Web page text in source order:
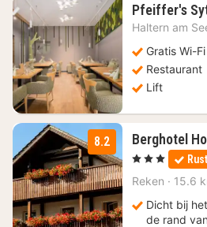
Pfeiffer's
Haltern am
Gratis Wi-Fi
Restaurant
Lift
8.2 Berghotel
, 3 Sterren
Reken · 15.6
Dicht bij
de rand